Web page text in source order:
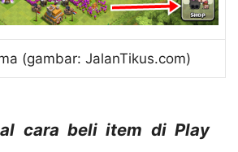
(gambar: JalanTikus.com)
cara beli item di Play